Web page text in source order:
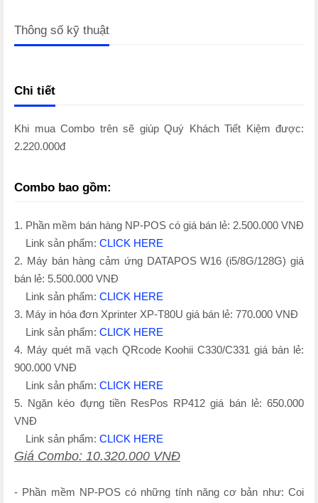
Thông số kỹ thuật
Chi tiết
Khi mua Combo trên sẽ giúp Quý Khách Tiết Kiệm được:
2.220.000đ
Combo bao gồm:
1. Phần mềm bán hàng NP-POS có giá bán lẻ: 2.500.000 VNĐ
Link sản phẩm: CLICK HERE
2. Máy bán hàng cảm ứng DATAPOS W16 (i5/8G/128G) giá
bán lẻ: 5.500.000 VNĐ
Link sản phẩm: CLICK HERE
3. Máy in hóa đơn Xprinter XP-T80U giá bán lẻ: 770.000 VNĐ
Link sản phẩm: CLICK HERE
4. Máy quét mã vạch QRcode Koohii C330/C331 giá bán lẻ:
900.000 VNĐ
Link sản phẩm: CLICK HERE
5. Ngăn kéo đựng tiền ResPos RP412 giá bán lẻ: 650.000
VNĐ
Link sản phẩm: CLICK HERE
Giá Combo: 10.320.000 VNĐ
- Phần mềm NP-POS có những tính năng cơ bản như: Coi